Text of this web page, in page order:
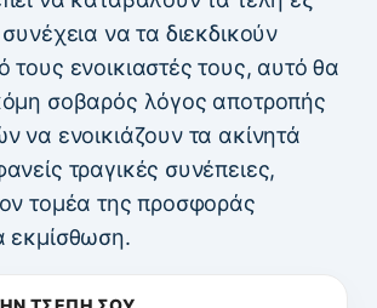
συνέχεια να τα διεκδικούν
τους ενοικιαστές τους, αυτό θα
σοβαρός λόγος αποτροπής
να ενοικιάζουν τα ακίνητά
τραγικές συνέπειες,
τομέα της προσφοράς
εκμίσθωση.